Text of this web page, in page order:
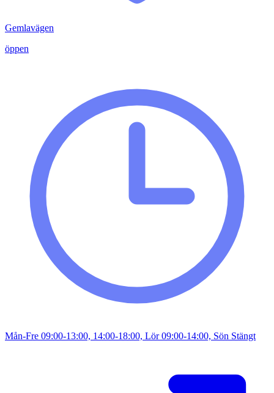
Gemlavägen
öppen
Mån-Fre 09:00-13:00, 14:00-18:00, Lör 09:00-14:00, Sön Stängt